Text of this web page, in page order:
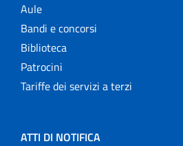
Aule
Bandi e concorsi
Biblioteca
Patrocini
Tariffe dei servizi a terzi
ATTI DI NOTIFICA